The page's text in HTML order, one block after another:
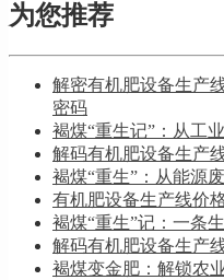
为您推荐
解密有机肥设备生产
密码
褐煤“重生记”：从工
解码有机肥设备生产
褐煤“重生”：从能源
有机肥设备生产线价
褐煤“重生”记：一条
解码有机肥设备生产
褐煤变金肥：解锁农